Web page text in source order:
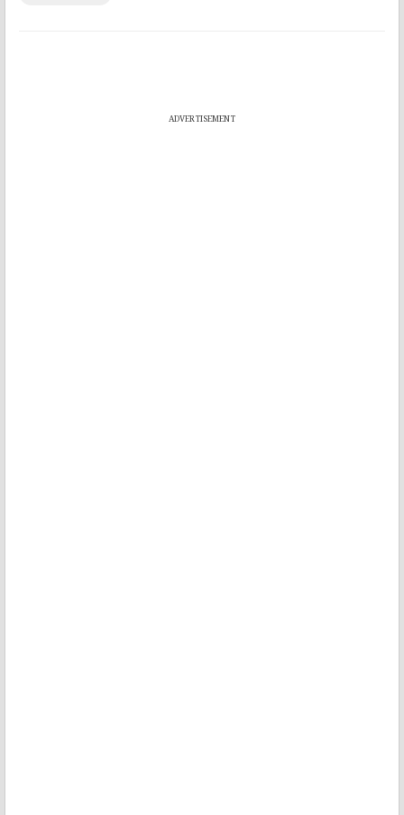
ADVERTISEMENT